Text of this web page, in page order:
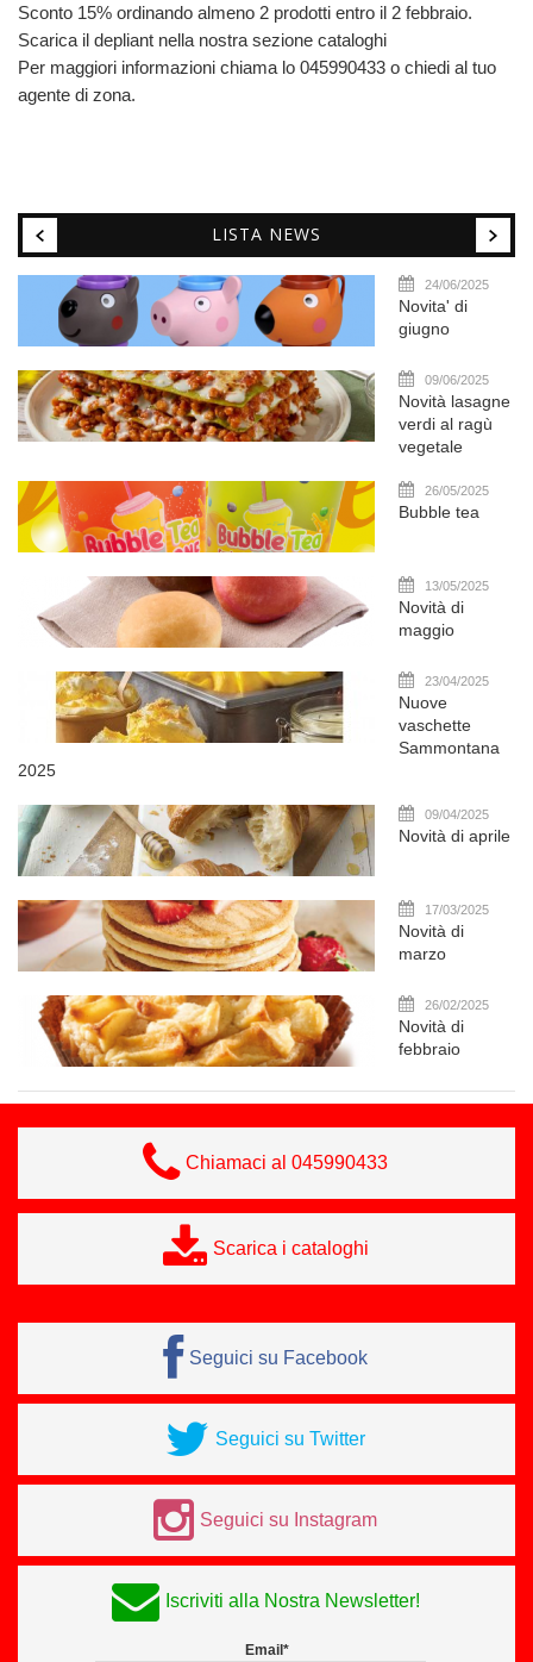
Sconto 15% ordinando almeno 2 prodotti entro il 2 febbraio.
Scarica il depliant nella nostra sezione cataloghi
Per maggiori informazioni chiama lo 045990433 o chiedi al tuo
agente di zona.
LISTA NEWS
24/06/2025
Novita' di
giugno
09/06/2025
Novità lasagne
verdi al ragù
vegetale
26/05/2025
Bubble tea
13/05/2025
Novità di
maggio
23/04/2025
Nuove
vaschette
Sammontana
2025
09/04/2025
Novità di aprile
17/03/2025
Novità di
marzo
26/02/2025
Novità di
febbraio
Chiamaci al 045990433
Scarica i cataloghi
Seguici su Facebook
Seguici su Twitter
Seguici su Instagram
Iscriviti alla Nostra Newsletter!
Email*